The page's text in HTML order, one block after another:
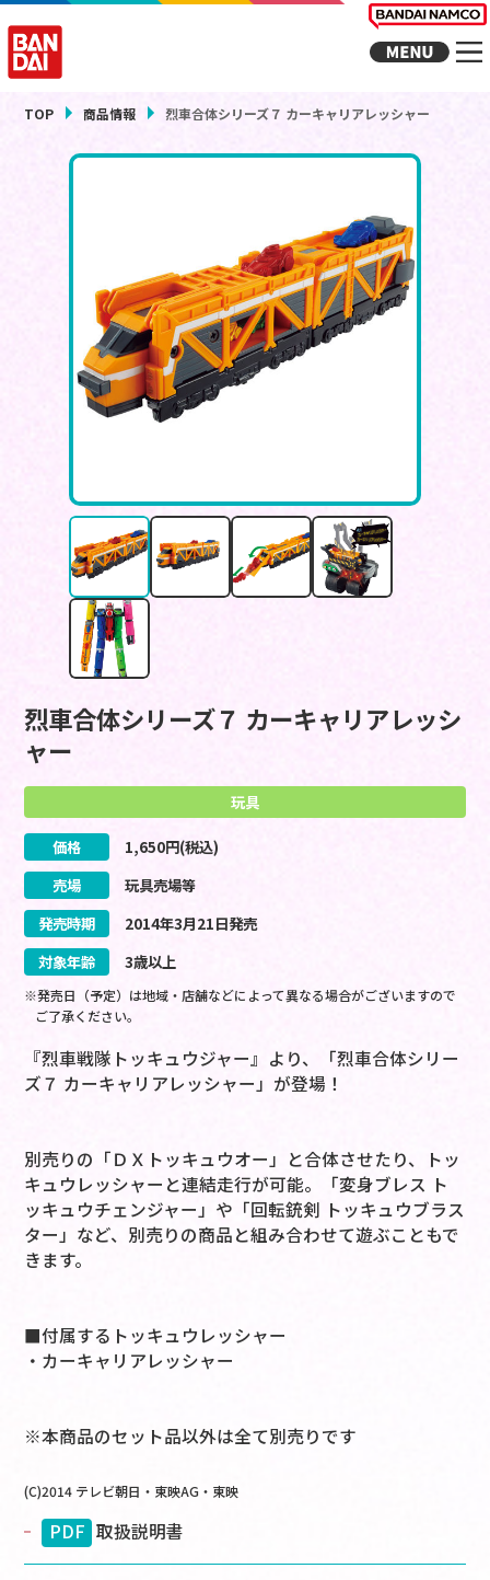
TOP 商品情報 烈車合体シリーズ７ カーキャリアレッシャー
烈車合体シリーズ７ カーキャリアレッシ
ャー
玩具
価格 1,650円(税込)
売場
玩具売場等
発売時期
2014年3月21日発売
対象年齢
3歳以上
※発売日（予定）は地域・店舗などによって異なる場合がございますので
ご了承ください。
『烈車戦隊トッキュウジャー』より、「烈車合体シリー
ズ７ カーキャリアレッシャー」が登場！
別売りの「ＤＸトッキュウオー」と合体させたり、トッ
キュウレッシャーと連結走行が可能。「変身ブレス ト
ッキュウチェンジャー」や「回転銃剣 トッキュウブラス
ター」など、別売りの商品と組み合わせて遊ぶこともで
きます。
■付属するトッキュウレッシャー
・カーキャリアレッシャー
※本商品のセット品以外は全て別売りです
(C)2014 テレビ朝日・東映AG・東映
PDF 取扱説明書